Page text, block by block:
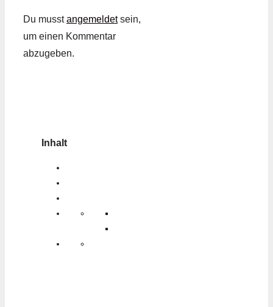
Du musstangemeldetsein,
um einen Kommentar
abzugeben.
Inhalt